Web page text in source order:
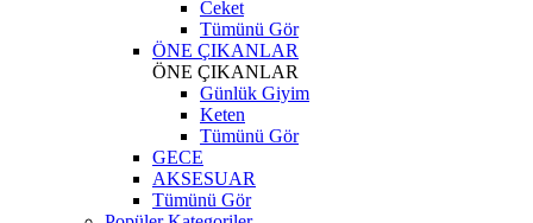
Ceket
Tümünü Gör
ÖNE ÇIKANLAR
ÖNE ÇIKANLAR
Günlük Giyim
Keten
Tümünü Gör
GECE
AKSESUAR
Tümünü Gör